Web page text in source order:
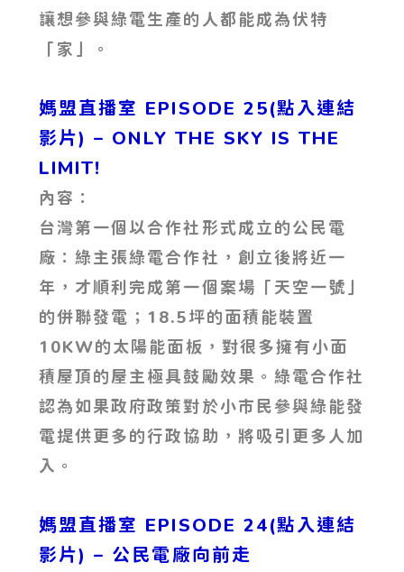
讓想參與綠電生產的人都能成為伏特
「家」。
媽盟直播室 EPISODE 25(點入連結
影片) – ONLY THE SKY IS THE
LIMIT!
內容：
台灣第一個以合作社形式成立的公民電
廠：綠主張綠電合作社，創立後將近一
年，才順利完成第一個案場「天空一號」
的併聯發電；18.5坪的面積能裝置
10KW的太陽能面板，對很多擁有小面
積屋頂的屋主極具鼓勵效果。綠電合作社
認為如果政府政策對於小市民參與綠能發
電提供更多的行政協助，將吸引更多人加
入。
媽盟直播室 EPISODE 24(點入連結
影片)– 公民電廠向前走